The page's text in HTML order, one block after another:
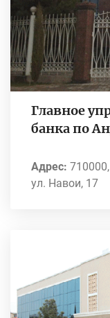
Главное
банка по
Адрес:
ул. Навои, 17